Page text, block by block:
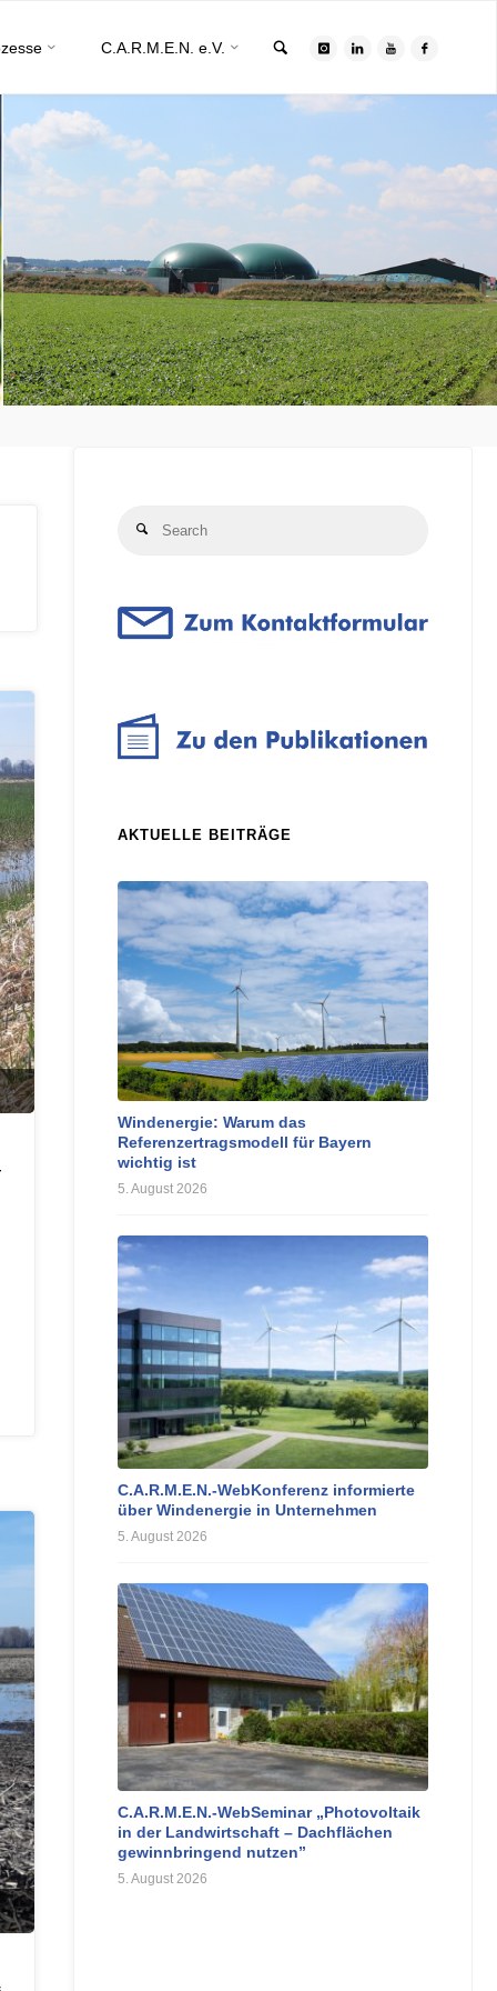
C.A.R.M.E.N. e.V.
Search
AKTUELLE BEITRÄGE
Windenergie: Warum das
Referenzertragsmodell für Bayern
wichtig ist
5. August 2026
C.A.R.M.E.N.-WebKonferenz informierte
über Windenergie in Unternehmen
5. August 2026
C.A.R.M.E.N.-WebSeminar „Photovoltaik
in der Landwirtschaft – Dachflächen
gewinnbringend nutzen”
5. August 2026